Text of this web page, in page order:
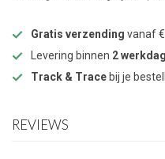
Gratis verzending vanaf
Levering binnen 2
Track & Trace bij je
REVIEWS